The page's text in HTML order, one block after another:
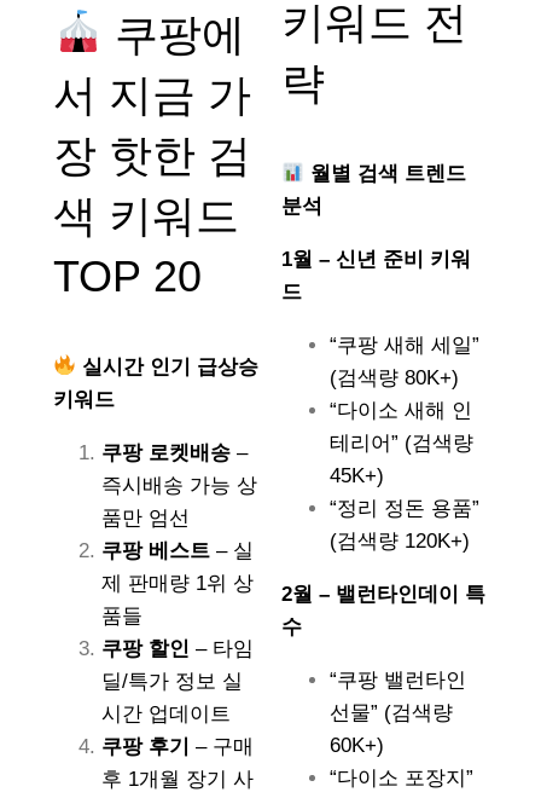
쿠팡에
서 지금 가
장 핫한 검
색 키워드
TOP 20
실시간 인기 급상승
키워드
쿠팡 로켓배송 –
즉시배송 가능 상
품만 엄선
쿠팡 베스트 – 실
제 판매량 1위 상
품들
쿠팡 할인 – 타임
딜/특가 정보 실
시간 업데이트
쿠팡 후기
– 구매
후 1개월 장기 사
키워드 전
략
월별 검색 트렌드
분석
1월 – 신년 준비 키워
드
“쿠팡 새해 세일”
(검색량 80K+)
“다이소 새해 인
테리어” (검색량
45K+)
“정리 정돈 용품”
(검색량 120K+)
2월 – 밸런타인데이 특
수
“쿠팡 밸런타인
선물” (검색량
60K+)
“다이소 포장지”